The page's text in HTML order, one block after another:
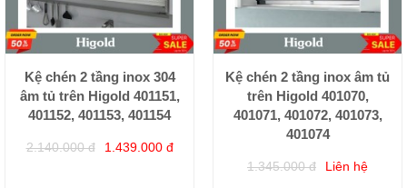
Kệ chén 2 tầng inox 304
âm tủ trên Higold 401151,
401152, 401153, 401154
2.140.000 đ 1.439.000 đ
Kệ chén 2 tầng inox âm tủ
trên Higold 401070,
401071, 401072, 401073,
401074
1.345.000 đ Liên hệ